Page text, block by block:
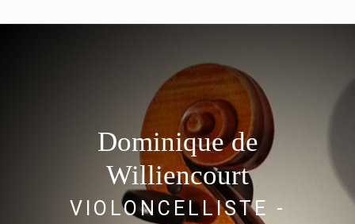
Dominique de
Williencourt
VIOLONCELLISTE -